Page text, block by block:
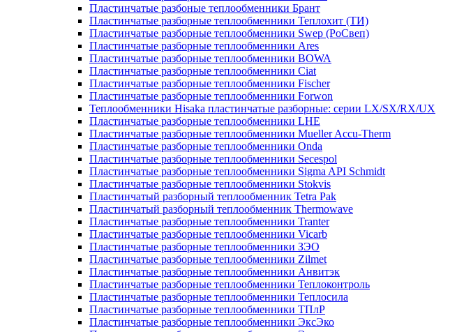
Пластинчатые разбоные теплообменники Брант
Пластинчатые разборные теплообменники Теплохит (ТИ)
Пластинчатые разборные теплообменники Swep (РоСвеп)
Пластинчатые разборные теплообменники Ares
Пластинчатые разборные теплообменники BOWA
Пластинчатые разборные теплообменники Ciat
Пластинчатые разборные теплообменники Fischer
Пластинчатые разборные теплообменники Forwon
Теплообменники Hisaka пластинчатые разборные: серии LX/SX/RX/UX
Пластинчатые разборные теплообменники LHE
Пластинчатые разборные теплообменники Mueller Accu-Therm
Пластинчатые разборные теплообменники Onda
Пластинчатые разборные теплообменники Secespol
Пластинчатые разборные теплообменники Sigma API Schmidt
Пластинчатые разборные теплообменники Stokvis
Пластинчатый разборный теплообменник Tetra Pak
Пластинчатый разборный теплообменник Thermowave
Пластинчатые разборные теплообменники Tranter
Пластинчатые разборные теплообменники Vicarb
Пластинчатые разборные теплообменники ЗЭО
Пластинчатые разборные теплообменники Zilmet
Пластинчатые разборные теплообменники Анвитэк
Пластинчатые разборные теплообменники Теплоконтроль
Пластинчатые разборные теплообменники Теплосила
Пластинчатые разборные теплообменники ТПлР
Пластинчатые разборные теплообменники ЭксЭко